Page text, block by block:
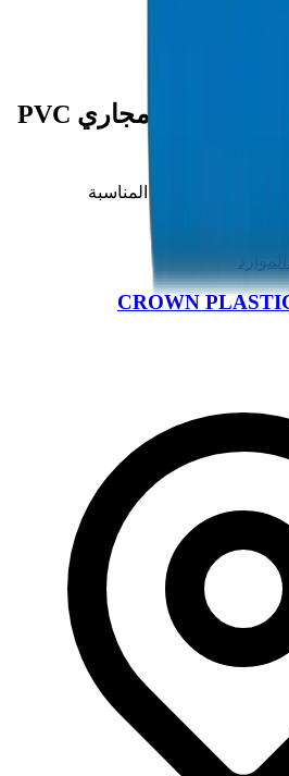
أنابيب مجاري PVC
اختيار المنتجات المناسبة
CROWN